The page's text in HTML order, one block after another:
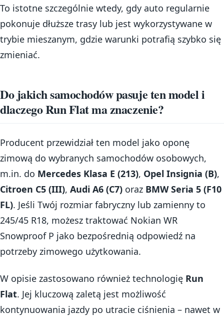
To istotne szczególnie wtedy, gdy auto regularnie
pokonuje dłuższe trasy lub jest wykorzystywane w
trybie mieszanym, gdzie warunki potrafią szybko się
zmieniać.
Do jakich samochodów pasuje ten model i
dlaczego Run Flat ma znaczenie?
Producent przewidział ten model jako oponę
zimową do wybranych samochodów osobowych,
m.in. do Mercedes Klasa E (213), Opel Insignia (B),
Citroen C5 (III), Audi A6 (C7) oraz BMW Seria 5 (F10
FL). Jeśli Twój rozmiar fabryczny lub zamienny to
245/45 R18, możesz traktować Nokian WR
Snowproof P jako bezpośrednią odpowiedź na
potrzeby zimowego użytkowania.
W opisie zastosowano również technologię Run
Flat. Jej kluczową zaletą jest możliwość
kontynuowania jazdy po utracie ciśnienia – nawet w